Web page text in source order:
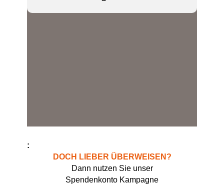
DOCH LIEBER ÜBERWEISEN?
Dann nutzen Sie unser
Spendenkonto Kampagne